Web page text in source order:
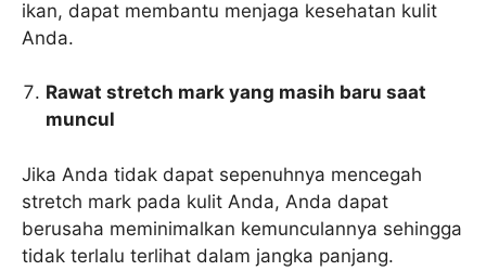
ikan, dapat membantu menjaga kesehatan kulit
Anda.
Rawat stretch mark yang masih baru saat
muncul
Jika Anda tidak dapat sepenuhnya mencegah
stretch mark pada kulit Anda, Anda dapat
berusaha meminimalkan kemunculannya sehingga
tidak terlalu terlihat dalam jangka panjang.